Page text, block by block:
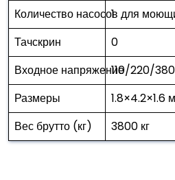
Количество насосов для
1
Тачскрин
0
Входное напряжение110/220/
Размеры
1.8×4.2×1.6 м
Вес брутто (кг)
3800 кг